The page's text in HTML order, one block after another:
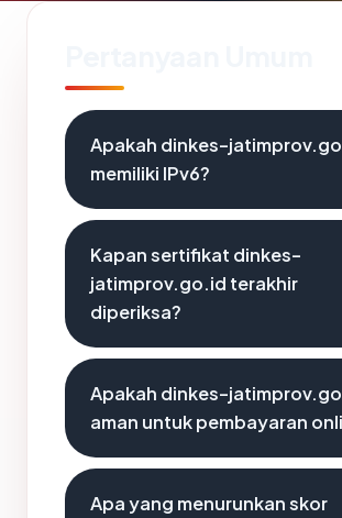
Apakah dinkes-
memiliki IPv6?
Kapan sertifikat dinkes-
jatimprov.go.id terakhir
diperiksa?
Apakah dinkes-
aman untuk pembayaran
Apa yang menurunkan skor